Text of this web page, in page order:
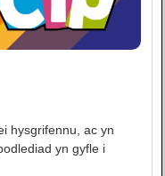
hysgrifennu, ac yn
yn gyfle i